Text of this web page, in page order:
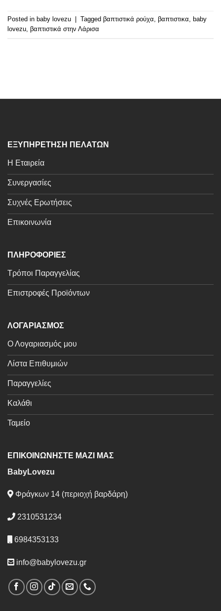
Posted in baby lovezu Tagged βαπτιστικά ρούχα βαπτιστικα
baby
lovezu βαπτιστικά στην Λάρισα
ΕΞΥΠΗΡΕΤΗΣΗ ΠΕΛΑΤΩΝ
Η Εταιρεία
Συνεργασίες
Συχνές Ερωτήσεις
Επικοινωνία
ΠΛΗΡΟΦΟΡΙΕΣ
Τρόποι Παραγγελίας
Επιστροφές Προϊόντων
ΛΟΓΑΡΙΑΣΜΟΣ
Ο Λογαριασμός μου
Λίστα Επιθυμιών
Παραγγελίες
Καλάθι
Ταμείο
ΕΠΙΚΟΙΝΩΝΗΣΤΕ ΜΑΖΙ ΜΑΣ
BabyLovezu
Φράγκων 14 (περιοχή βαρδάρη)
2310531234
6984353133
info@babylovezu.gr